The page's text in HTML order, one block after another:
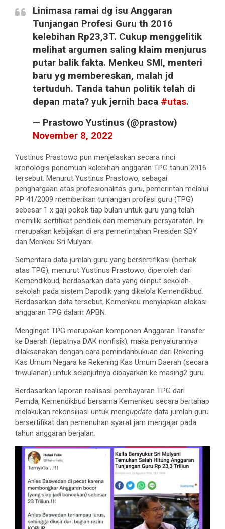
Linimasa ramai dg isu Anggaran
Tunjangan Profesi Guru th 2016
kelebihan Rp23,3T. Cukup menggelitik
melihat argumen saling klaim menjurus
putar balik fakta. Menkeu SMI, menteri
baru yg membereskan, malah jd
tertuduh. Tanda tahun politik telah di
depan mata? yuk jernih baca #utas.
— Prastowo Yustinus (@prastow)
November 8, 2022
Yustinus Prastowo pun menjelaskan secara rinci
kronologis penemuan kelebihan anggaran TPG tahun 2016
tersebut. Menurut Yustinus Prastowo, sebagai
penghargaan atas profesionalitas guru, pemerintah melalui
PP 41/2009 memberikan tunjangan profesi guru (TPG)
sebesar 1 x gaji pokok tiap bulan untuk guru yang telah
memiliki sertifikat pendidik dan memenuhi persyaratan. Ini
merupakan kebijakan di era pemerintahan Presiden SBY
dan Menkeu Sri Mulyani.
Sementara data jumlah guru yang bersertifikasi (berhak
atas TPG), menurut Yustinus Prastowo, diperoleh dari
Kemendikbud, berdasarkan data yang diinput sekolah-
sekolah pada sistem Dapodik yang dikelola Kemendikbud.
Berdasarkan data tersebut, Kemenkeu menyiapkan alokasi
anggaran TPG dalam APBN.
Mengingat TPG merupakan komponen Anggaran Transfer
ke Daerah (tepatnya DAK nonfisik), maka penyalurannya
dilaksanakan dengan cara pemindahbukuan dari Rekening
Kas Umum Negara ke Rekening Kas Umum Daerah (secara
triwulanan) untuk selanjutnya dibayarkan ke masing2 guru.
Berdasarkan laporan realisasi pembayaran TPG dari
Pemda, Kemendikbud bersama Kemenkeu secara bertahap
melakukan rekonsiliasi untuk mengupdate data jumlah guru
bersertifikat dan pemenuhan syarat jam mengajar pada
tahun anggaran berjalan.